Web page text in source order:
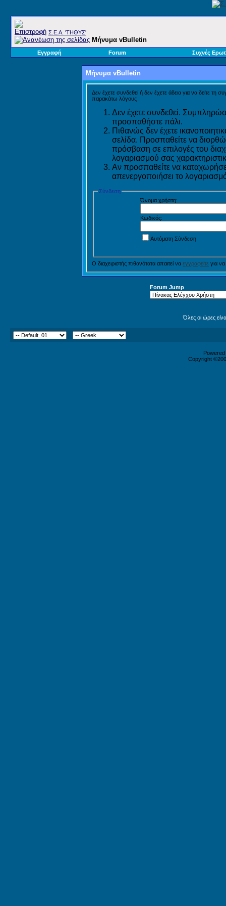
Σ.E.A. 'ΤΗΘΥΣ'
Μήνυμα vBulletin
Εγγραφή Forum Συχνές
Μήνυμα vBulletin
Δεν έχετε συνδεθεί ή δεν έχετε άδεια για να δείτε τη
παρακάτω λόγους :
Δεν έχετε συνδεθεί.
προσπαθήστε πάλι.
Πιθανώς δεν έχετε
σελίδα. Προσπαθείτε να
πρόσβαση σε επιλογές του
λογαριασμού σας
Αν προσπαθείτε να
απενεργοποιήσει το
Σύνδεση
Όνομα χρήστη:
Κωδικός:
Αυτόματη Σύνδεση
Ο διαχειριστής πιθανότατα απαιτεί να εγγραφείτε για
Forum Jump
Όλες οι ώρες
Copyright